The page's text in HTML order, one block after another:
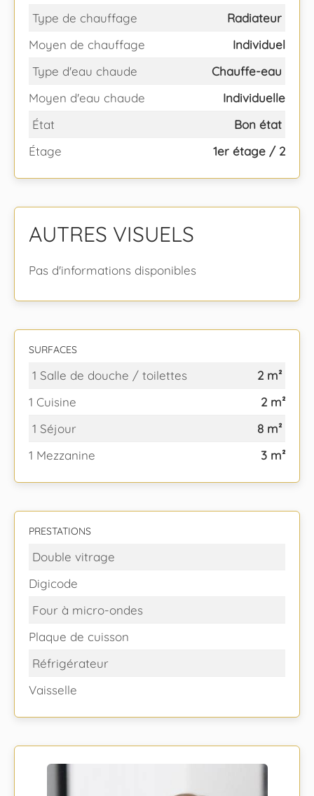
Type de chauffage
Radiateur
Moyen de chauffage
Individuel
Type d'eau chaude
Chauffe-eau
Moyen d'eau chaude
Individuelle
État
Bon état
Étage
1er étage / 2
AUTRES VISUELS
Pas d'informations disponibles
SURFACES
1 Salle de douche / toilettes
2 m²
1 Cuisine
2 m²
1 Séjour
8 m²
1 Mezzanine
3 m²
PRESTATIONS
Double vitrage
Digicode
Four à micro-ondes
Plaque de cuisson
Réfrigérateur
Vaisselle